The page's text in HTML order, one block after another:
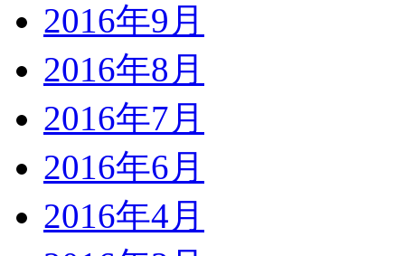
2016年9月
2016年8月
2016年7月
2016年6月
2016年4月